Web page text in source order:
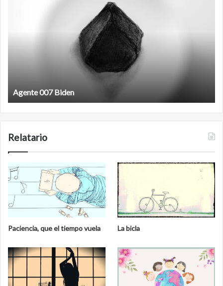
Film antineoliberal
Relatario
Paciencia, que el tiempo vuela La bicla